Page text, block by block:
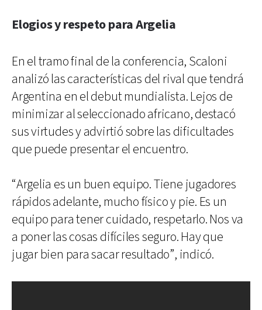
Elogios y respeto para Argelia
En el tramo final de la conferencia, Scaloni
analizó las características del rival que tendrá
Argentina en el debut mundialista. Lejos de
minimizar al seleccionado africano, destacó
sus virtudes y advirtió sobre las dificultades
que puede presentar el encuentro.
“Argelia es un buen equipo. Tiene jugadores
rápidos adelante, mucho físico y pie. Es un
equipo para tener cuidado, respetarlo. Nos va
a poner las cosas difíciles seguro. Hay que
jugar bien para sacar resultado”, indicó.